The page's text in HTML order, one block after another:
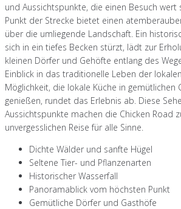
und Aussichtspunkte, die einen Besuch wert
Punkt der Strecke bietet einen
über die umliegende Landschaft. Ein
sich in ein tiefes Becken stürzt, lädt zur
kleinen Dörfer und Gehöfte entlang des
Einblick in das traditionelle Leben der
Möglichkeit, die lokale Küche in gemütlichen
genießen, rundet das Erlebnis ab. Diese
Aussichtspunkte machen die Chicken Road
unvergesslichen Reise für alle Sinne.
Dichte Wälder und sanfte Hügel
Seltene Tier- und Pflanzenarten
Historischer Wasserfall
Panoramablick vom höchsten Punkt
Gemütliche Dörfer und Gasthöfe